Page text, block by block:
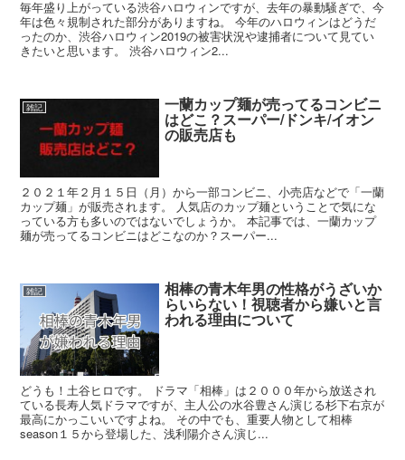
毎年盛り上がっている渋谷ハロウィンですが、去年の暴動騒ぎで、今
年は色々規制された部分がありますね。 今年のハロウィンはどうだ
ったのか、渋谷ハロウィン2019の被害状況や逮捕者について見てい
きたいと思います。 渋谷ハロウィン2...
雑記 一蘭カップ麺が売ってるコンビニ
はどこ？スーパー/ドンキ/イオン
の販売店も
２０２１年２月１５日（月）から一部コンビニ、小売店などで「一蘭
カップ麺」が販売されます。 人気店のカップ麺ということで気にな
っている方も多いのではないでしょうか。 本記事では、一蘭カップ
麺が売ってるコンビニはどこなのか？スーパー...
雑記 相棒の青木年男の性格がうざいか
らいらない！視聴者から嫌いと言
われる理由について
どうも！土谷ヒロです。 ドラマ「相棒」は２０００年から放送され
ている長寿人気ドラマですが、主人公の水谷豊さん演じる杉下右京が
最高にかっこいいですよね。 その中でも、重要人物として相棒
season１５から登場した、浅利陽介さん演じ...